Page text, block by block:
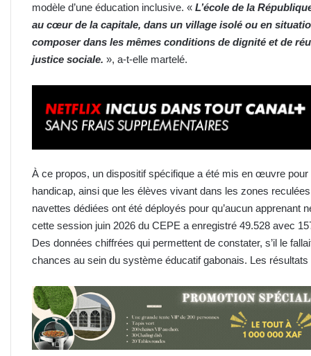
modèle d’une éducation inclusive. « L’école de la
au cœur de la capitale, dans un village isolé ou en
composer dans les mêmes conditions de dignité et de
justice sociale. », a-t-elle martelé.
À ce propos, un dispositif spécifique a été mis en œuvre
handicap, ainsi que les élèves vivant dans les zones
navettes dédiées ont été déployés pour qu’aucun apprenant
cette session juin 2026 du CEPE a enregistré 49.528 avec
Des données chiffrées qui permettent de constater, s’il le
chances au sein du système éducatif gabonais. Les